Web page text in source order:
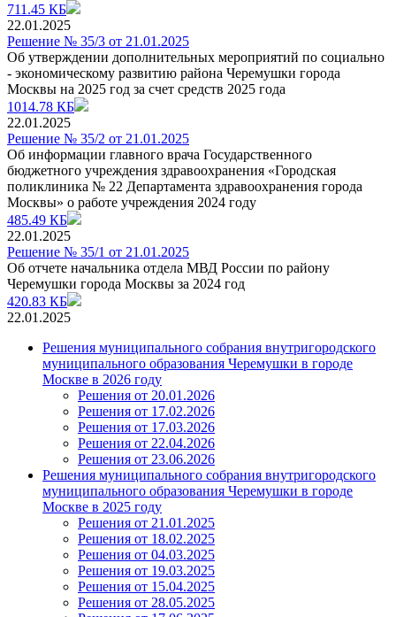
711.45 КБ
22.01.2025
Решение № 35/3 от 21.01.2025
Об утверждении дополнительных мероприятий по социально
- экономическому развитию района Черемушки города
Москвы на 2025 год за счет средств 2025 года
1014.78 КБ
22.01.2025
Решение № 35/2 от 21.01.2025
Об информации главного врача Государственного
бюджетного учреждения здравоохранения «Городская
поликлиника № 22 Департамента здравоохранения города
Москвы» о работе учреждения 2024 году
485.49 КБ
22.01.2025
Решение № 35/1 от 21.01.2025
Об отчете начальника отдела МВД России по району
Черемушки города Москвы за 2024 год
420.83 КБ
22.01.2025
Решения муниципального собрания внутригородского
муниципального образования Черемушки в городе
Москве в 2026 году
Решения от 20.01.2026
Решения от 17.02.2026
Решения от 17.03.2026
Решения от 22.04.2026
Решения от 23.06.2026
Решения муниципального собрания внутригородского
муниципального образования Черемушки в городе
Москве в 2025 году
Решения от 21.01.2025
Решения от 18.02.2025
Решения от 04.03.2025
Решения от 19.03.2025
Решения от 15.04.2025
Решения от 28.05.2025